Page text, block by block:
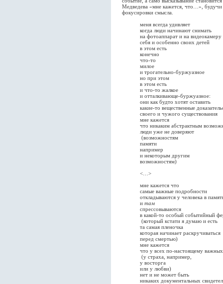
Медведева «мне кажется, что…», будучи
фокусировки смысла.
меня всегда удивляет
когда люди начинают снимать
на фотоаппарат и на видеокамеру
себя и особенно своих детей
в этом есть
конечно
что-то
милое
и трогательно-буржуазное
но при этом
в этом есть
и что-то жалкое
и отталкивающе-буржуазное:
они как будто хотят оставить
какие-то вещественные
своего и чужого существования
мне кажется
что никаким абстрактным
люди уже не доверяют
(возможностям
памяти
например
и некоторым другим
возможностям)
<…>
мне кажется что
самые важные подробности
откладываются у человека в
и там
спрессовываются
в какой-то особый событийный
(который кстати я думаю и есть
та самая пленочка
которая начинает раскручиваться
перед смертью)
мне кажется
что у всех по-настоящему важных
(у страха, например,
у восторга
или у любви)
нет и не может быть
никаких документальных